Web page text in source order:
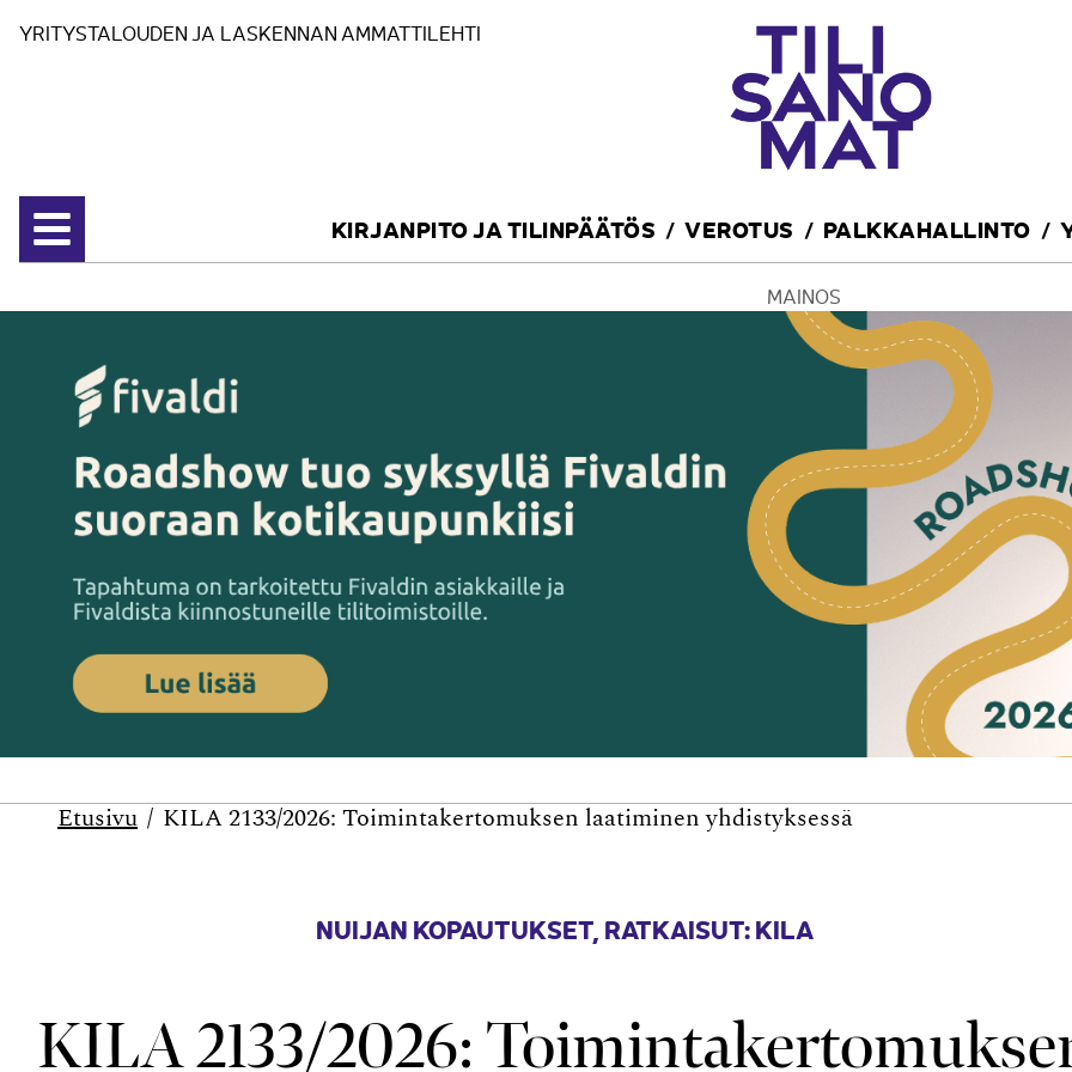
YRITYSTALOUDEN JA LASKENNAN AMMATTILEHTI
Avaa valikko
KIRJANPITO JA TILINPÄÄTÖS VEROTUS PALKKAHALLINTO
MAINOS
Etusivu KILA 2133/2026: Toimintakertomuksen laatiminen yhdistyksessä
NUIJAN KOPAUTUKSET, RATKAISUT: KILA
KILA 2133/2026: